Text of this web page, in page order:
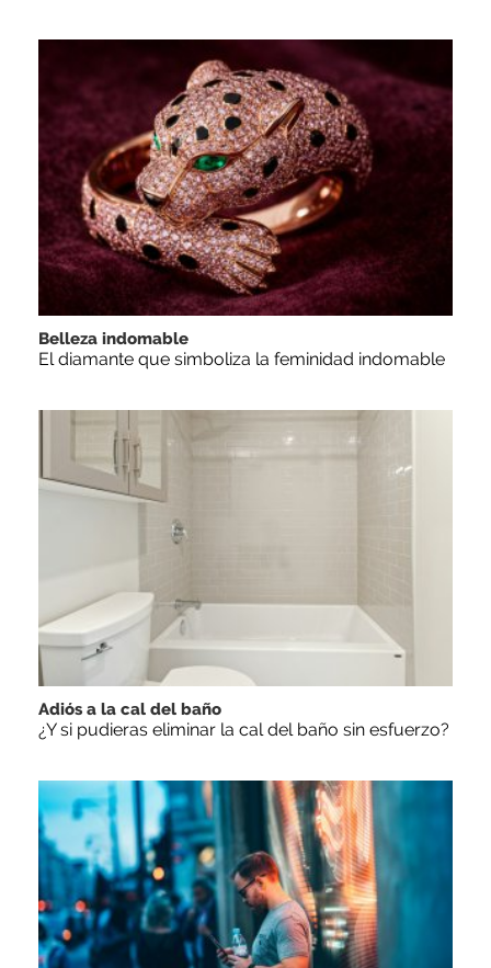
Belleza indomable
El diamante que simboliza la feminidad indomable
Adiós a la cal del baño
¿Y si pudieras eliminar la cal del baño sin esfuerzo?